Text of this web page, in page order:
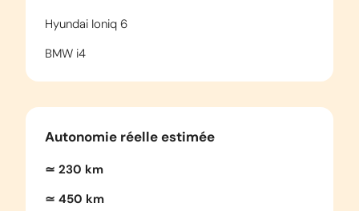
Hyundai Ioniq 6
BMW i4
Autonomie réelle estimée
≃ 230 km
≃ 450 km